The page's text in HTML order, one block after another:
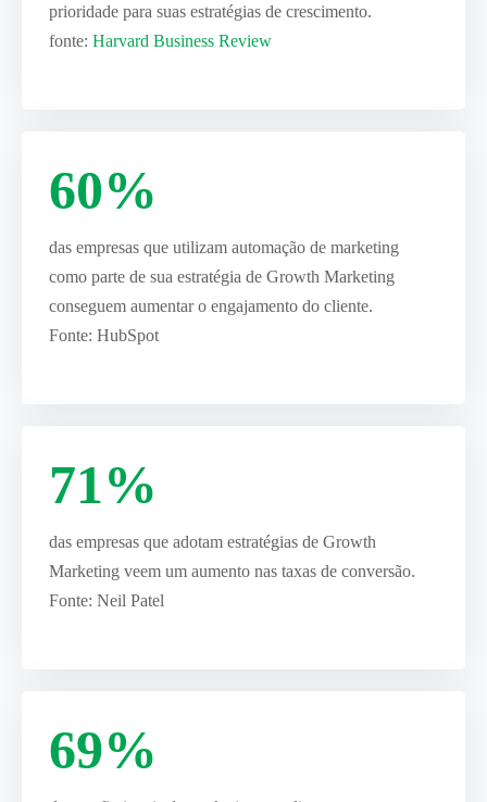
prioridade para suas estratégias de crescimento.
fonte: Harvard Business Review
60%
das empresas que utilizam automação de marketing
como parte de sua estratégia de Growth Marketing
conseguem aumentar o engajamento do cliente.
Fonte: HubSpot
71%
das empresas que adotam estratégias de Growth
Marketing veem um aumento nas taxas de conversão.
Fonte: Neil Patel
69%